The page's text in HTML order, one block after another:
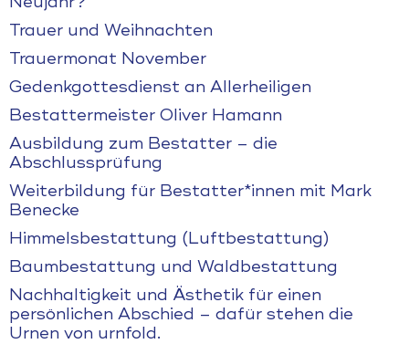
Trauer und Weihnachten
Trauermonat November
Gedenkgottesdienst an Allerheiligen
Bestattermeister Oliver Hamann
Ausbildung zum Bestatter – die
Abschlussprüfung
Weiterbildung für Bestatter*innen mit Mark
Benecke
Himmelsbestattung (Luftbestattung)
Baumbestattung und Waldbestattung
Nachhaltigkeit und Ästhetik für einen
persönlichen Abschied – dafür stehen die
Urnen von urnfold.